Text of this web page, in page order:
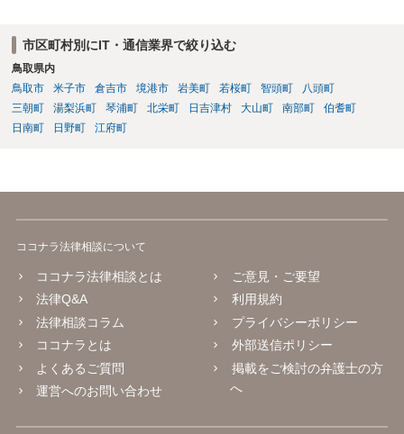
術の教授」(いわゆるパソコン教室)に該当するか否かについて、消費者
庁及び経済産業省の検討の結果、「パソコンの操作に関する知識や技
術の教授と一体不可分とならない限り、『特定継続的役務』に該当し
ない」ことが明らかにされています。 【参考】インターネットを通じ
「グレーゾーン解消制度」の活用~（経済産業省サイト） https://www.
市区町村別にIT・通信業界で絞り込む
鳥取県内
鳥取市
米子市 倉吉市 境港市 岩美町 若桜町 智頭町
八頭町
三朝町
湯梨浜町 琴浦町 北栄町 日吉津村 大山町 南部町
伯耆町
日南町
日野町 江府町
ココナラ法律相談について
ココナラ法律相談とは
法律Q&A
法律相談コラム
ココナラとは
よくあるご質問
運営へのお問い合わせ
ご意見・ご要望
利用規約
プライバシーポリシー
外部送信ポリシー
掲載をご検討の弁護士の方
へ